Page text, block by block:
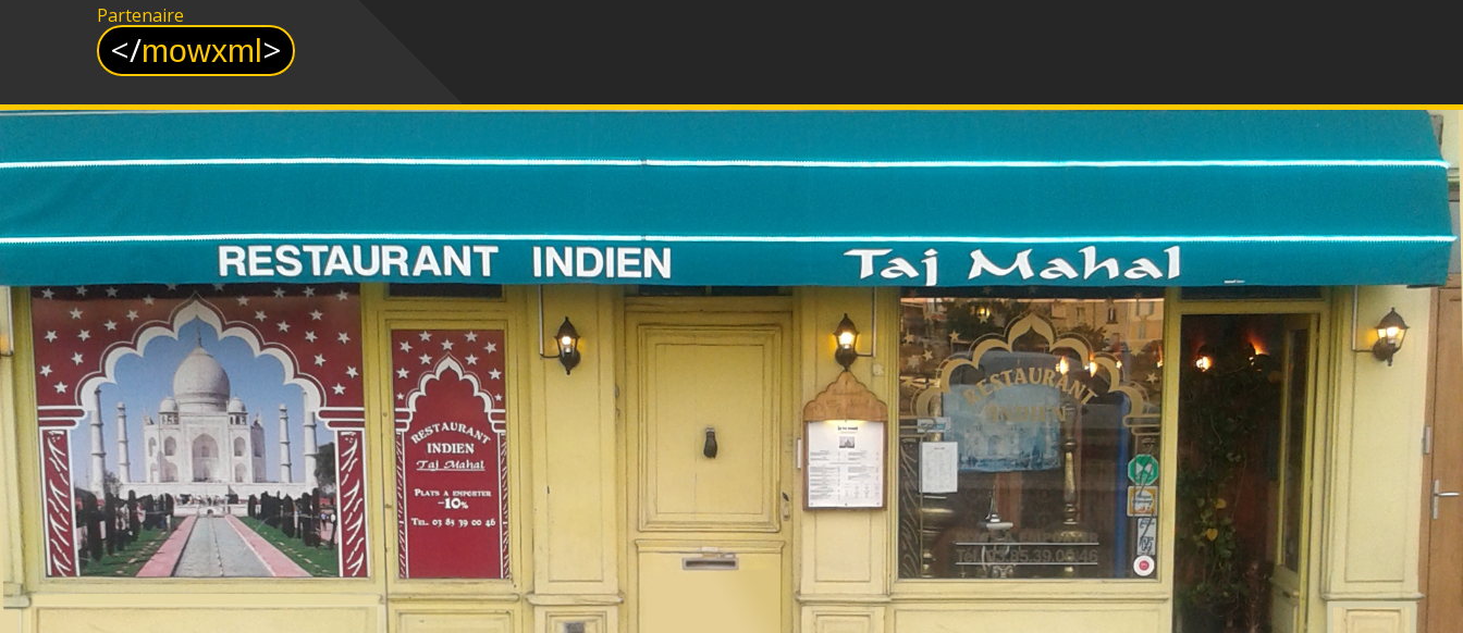
Partenaire
</mowxml >